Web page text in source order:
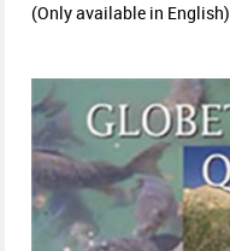
(Only available in English)